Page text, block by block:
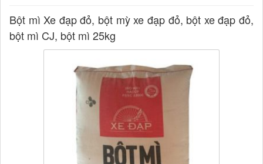
Bột mì Xe đạp đỏ, bột mỳ xe đạp đỏ, bột xe đạp đỏ,
bột mì CJ, bột mì 25kg